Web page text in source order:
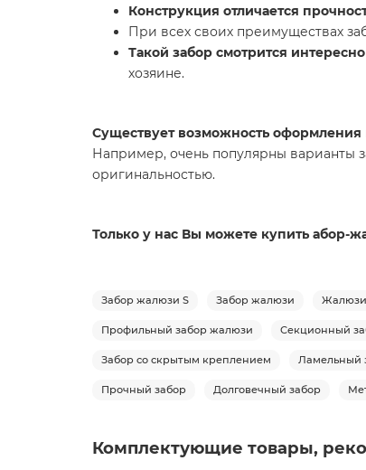
Конструкция отличается
При всех своих преимуществах
Такой забор смотрится
хозяине.
Существует возможность оформления
Например, очень популярны варианты
оригинальностью.
Только у нас Вы можете купить
Забор жалюзи S Забор жалюзи
Профильный забор жалюзи Секционный
Забор со скрытым креплением Ламельный
Прочный забор Долговечный забор
Комплектующие товары,